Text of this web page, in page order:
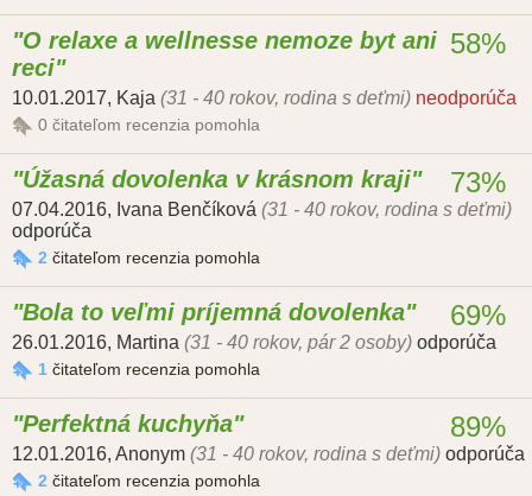
O relaxe a wellnesse nemoze byt ani
reci
10.01.2017, Kaja (31 - 40 rokov, rodina s deťmi) neodporúča
0 čitateľom recenzia pomohla
58%
Úžasná dovolenka v krásnom kraji
07.04.2016, Ivana Benčíková (31 - 40 rokov, rodina s deťmi)
odporúča
2 čitateľom recenzia pomohla
73%
Bola to veľmi príjemná dovolenka
26.01.2016, Martina (31 - 40 rokov, pár 2 osoby) odporúča
1 čitateľom recenzia pomohla
69%
Perfektná kuchyňa
12.01.2016, Anonym (31 - 40 rokov, rodina s deťmi) odporúča
2 čitateľom recenzia pomohla
89%